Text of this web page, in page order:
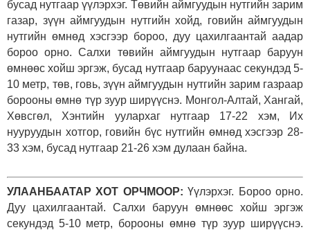
бусад нутгаар үүлэрхэг. Төвийн аймгуудын нутгийн зарим
газар, зүүн аймгуудын нутгийн хойд, говийн аймгуудын
нутгийн өмнөд хэсгээр бороо, дуу цахилгаантай аадар
бороо орно. Салхи төвийн аймгуудын нутгаар баруун
өмнөөс хойш эргэж, бусад нутгаар баруунаас секундэд 5-
10 метр, төв, говь, зүүн аймгуудын нутгийн зарим газраар
борооны өмнө түр зуур ширүүснэ. Монгол-Алтай, Хангай,
Хөвсгөл, Хэнтийн уулархаг нутгаар 17-22 хэм, Их
нууруудын хотгор, говийн бүс нутгийн өмнөд хэсгээр 28-
33 хэм, бусад нутгаар 21-26 хэм дулаан байна.
УЛААНБААТАР ХОТ ОРЧМООР: Үүлэрхэг. Бороо орно.
Дуу цахилгаантай. Салхи баруун өмнөөс хойш эргэж
секундэд 5-10 метр, борооны өмнө түр зуур ширүүснэ.